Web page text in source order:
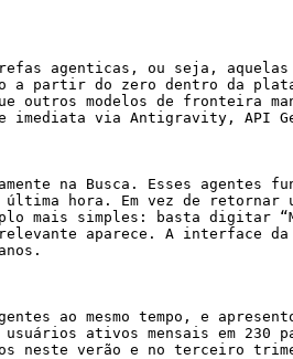
agenticas, ou seja, aquelas
a partir do zero dentro da
modelos de fronteira
imediata via Antigravity, API
na Busca. Esses agentes
última hora. Em vez de
mais simples: basta digitar
aparece. A interface da
ao mesmo tempo, e
ativos mensais em 230
neste verão e no terceiro